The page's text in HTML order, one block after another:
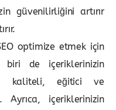
güvenilirliğini artırır
optimize etmek için
biri de içeriklerinizin
kaliteli, eğitici ve
içeriklerinizin